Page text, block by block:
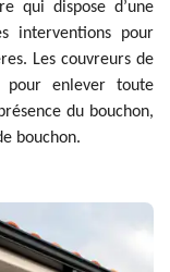
qui dispose d’une
interventions pour
Les couvreurs de
pour enlever toute
du bouchon,
bouchon.